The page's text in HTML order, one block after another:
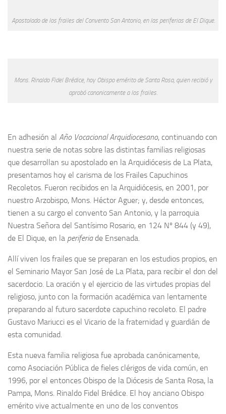
Apostolado de los frailes del Convento San Antonio, en las periferias de El Dique.
Mons. Rinaldo Fidel Brédice, hoy Obispo emérito de Santa Rosa, quien recibió y
aprobó canonicamente a los frailes.
En adhesión al Año Vocacional Arquidiocesano, continuando con
nuestra serie de notas sobre las distintas familias religiosas
que desarrollan su apostolado en la Arquidiócesis de La Plata,
presentamos hoy el carisma de los Frailes Capuchinos
Recoletos. Fueron recibidos en la Arquidiócesis, en 2001, por
nuestro Arzobispo, Mons. Héctor Aguer; y, desde entonces,
tienen a su cargo el convento San Antonio, y la parroquia
Nuestra Señora del Santísimo Rosario, en 124 Nº 844 (y 49),
de El Dique, en la periferiade Ensenada.
Allí viven los frailes que se preparan en los estudios propios, en
el Seminario Mayor San José de La Plata, para recibir el don del
sacerdocio. La oración y el ejercicio de las virtudes propias del
religioso, junto con la formación académica van lentamente
preparando al futuro sacerdote capuchino recoleto. El padre
Gustavo Mariucci es el Vicario de la fraternidad y guardián de
esta comunidad.
Esta nueva familia religiosa fue aprobada canónicamente,
como Asociación Pública de fieles clérigos de vida común, en
1996, por el entonces Obispo de la Diócesis de Santa Rosa, la
Pampa, Mons. Rinaldo Fidel Brédice. El hoy anciano Obispo
emérito vive actualmente en uno de los conventos